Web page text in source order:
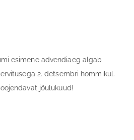
esimene advendiaeg algab
2. detsembri hommikul.
jõulukuud!